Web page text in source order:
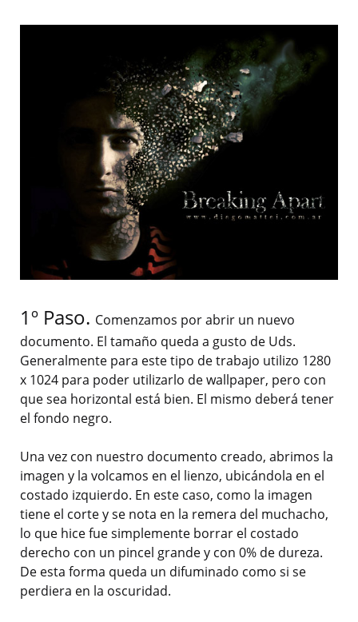
1º Paso. Comenzamos por abrir un nuevo
documento. El tamaño queda a gusto de Uds.
Generalmente para este tipo de trabajo utilizo 1280
x 1024 para poder utilizarlo de wallpaper, pero con
que sea horizontal está bien. El mismo deberá tener
el fondo negro.
Una vez con nuestro documento creado, abrimos la
imagen y la volcamos en el lienzo, ubicándola en el
costado izquierdo. En este caso, como la imagen
tiene el corte y se nota en la remera del muchacho,
lo que hice fue simplemente borrar el costado
derecho con un pincel grande y con 0% de dureza.
De esta forma queda un difuminado como si se
perdiera en la oscuridad.